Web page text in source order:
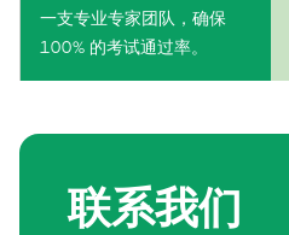
一支专业专家团队，确保
100% 的考试通过率。
联系我们